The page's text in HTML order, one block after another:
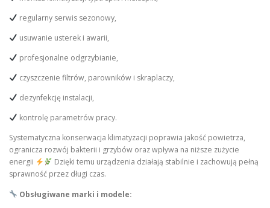
regularny serwis sezonowy,
usuwanie usterek i awarii,
profesjonalne odgrzybianie,
czyszczenie filtrów, parowników i skraplaczy,
dezynfekcję instalacji,
kontrolę parametrów pracy.
Systematyczna konserwacja klimatyzacji poprawia jakość powietrza,
ogranicza rozwój bakterii i grzybów oraz wpływa na niższe zużycie
energii
Dzięki temu urządzenia działają stabilnie i zachowują pełną
sprawność przez długi czas.
Obsługiwane marki i modele: